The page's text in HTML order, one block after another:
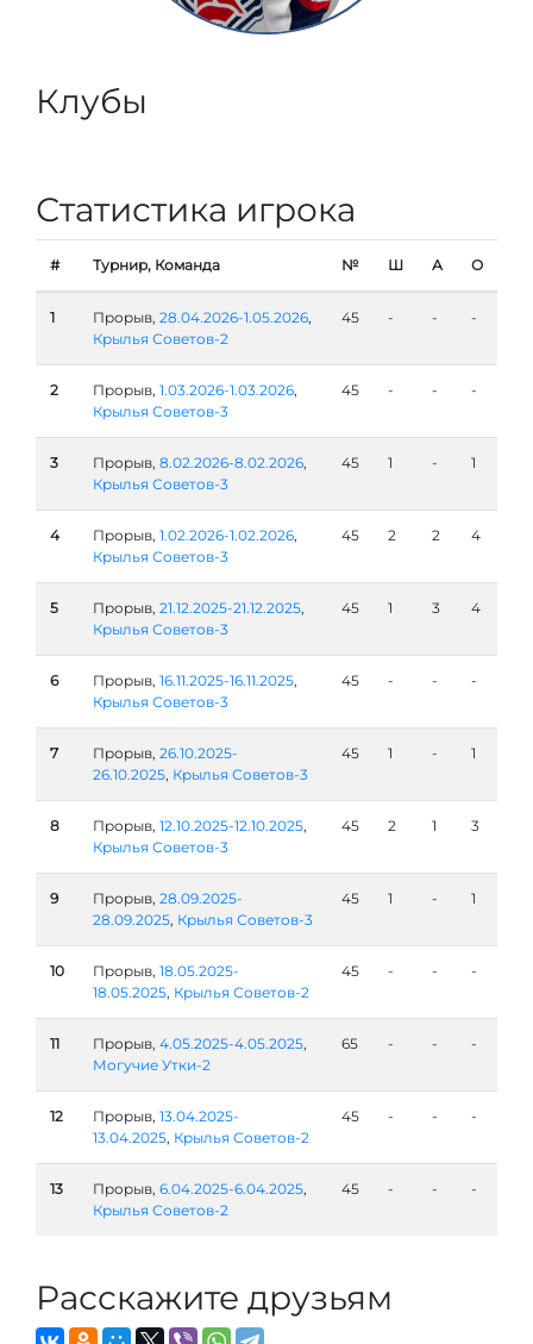
Клубы
Статистика игрока
# Турнир, Команда № Ш А О
1 Прорыв, 28.04.2026-1.05.2026,
Крылья Советов-2
45 - - -
2 Прорыв, 1.03.2026-1.03.2026,
Крылья Советов-3
45 - - -
3 Прорыв, 8.02.2026-8.02.2026,
Крылья Советов-3
45 1 - 1
4 Прорыв, 1.02.2026-1.02.2026,
Крылья Советов-3
45 2 2 4
5 Прорыв, 21.12.2025-21.12.2025,
Крылья Советов-3
45 1 3 4
6 Прорыв, 16.11.2025-16.11.2025,
Крылья Советов-3
45 - - -
7 Прорыв, 26.10.2025-
26.10.2025, Крылья Советов-3
45 1 - 1
8 Прорыв, 12.10.2025-12.10.2025,
Крылья Советов-3
45 2 1 3
9 Прорыв, 28.09.2025-
28.09.2025, Крылья Советов-3
45 1 - 1
10 Прорыв, 18.05.2025-
18.05.2025, Крылья Советов-2
45 - - -
11 Прорыв, 4.05.2025-4.05.2025,
Могучие Утки-2
65 - - -
12 Прорыв, 13.04.2025-
13.04.2025, Крылья Советов-2
45 - - -
13 Прорыв, 6.04.2025-6.04.2025,
Крылья Советов-2
45 - - -
Расскажите друзьям